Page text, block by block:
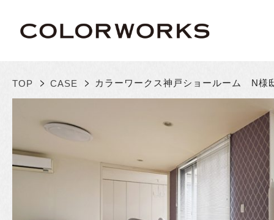
TOP > CASE > カラーワークス神戸ショールーム N様